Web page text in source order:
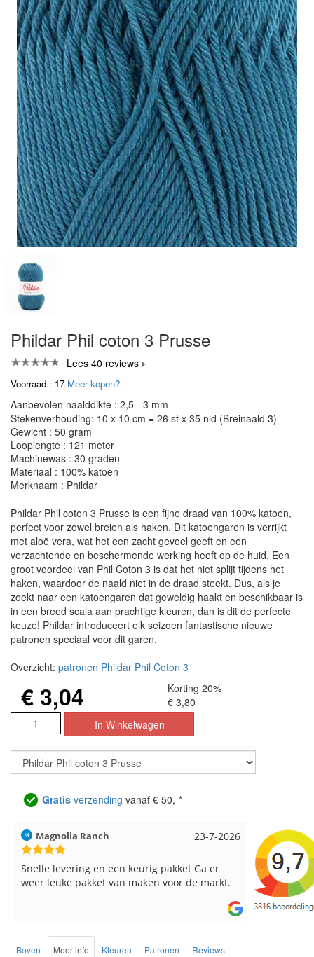
Phildar Phil coton 3 Prusse
Lees 40 reviews
Voorraad : 17 Meer kopen?
Aanbevolen naalddikte : 2,5 - 3 mm
Stekenverhouding: 10 x 10 cm = 26 st x 35 nld (Breinaald 3)
Gewicht : 50 gram
Looplengte : 121 meter
Machinewas : 30 graden
Materiaal : 100% katoen
Merknaam : Phildar
Phildar Phil coton 3 Prusse is een fijne draad van 100% katoen,
perfect voor zowel breien als haken. Dit katoengaren is verrijkt
met aloë vera, wat het een zacht gevoel geeft en een
verzachtende en beschermende werking heeft op de huid. Een
groot voordeel van Phil Coton 3 is dat het niet splijt tijdens het
haken, waardoor de naald niet in de draad steekt. Dus, als je
zoekt naar een katoengaren dat geweldig haakt en beschikbaar is
in een breed scala aan prachtige kleuren, dan is dit de perfecte
keuze! Phildar introduceert elk seizoen fantastische nieuwe
patronen speciaal voor dit garen.
Overzicht: patronen Phildar Phil Coton 3
€ 3,04
Korting 20%
€ 3,80
Gratis verzending vanaf € 50,-*
17-7-2026
Hilde uit Loyers
Reeds meerdere keren breigaren en
breinaalden besteld, altijd heel tevreden over
Loes uit
Snelle
Boven Meer info Kleuren Patronen Reviews